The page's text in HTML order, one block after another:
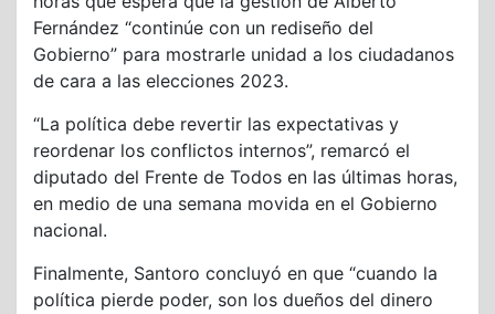
Fernández “continúe con un rediseño del
Gobierno” para mostrarle unidad a los ciudadanos
de cara a las elecciones 2023.
“La política debe revertir las expectativas y
reordenar los conflictos internos”, remarcó el
diputado del Frente de Todos en las últimas horas,
en medio de una semana movida en el Gobierno
nacional.
Finalmente, Santoro concluyó en que “cuando la
política pierde poder, son los dueños del dinero